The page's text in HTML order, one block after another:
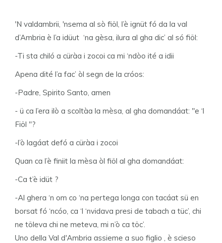
'N valdambrii, 'nsema al sò fiöl, l’è ignüt fó da la val
d’Ambria è l’a idüut ‘na gèsa, ilura al gha dic’ al só fiöl:
-Ti sta chiló a cüràa i zocoi ca mi ‘ndòo ité a idii
Apena dité l’a fac’ òl segn de la cróos:
-Padre, Spirito Santo, amen
- ü ca l’era ilò a scoltàa la mèsa, al gha domandáat: "e ‘l
Fiöl "?
-l’ò lagáat defó a cüràa i zocoi
Quan ca l’è finiit la mèsa òl fiöl al gha domandáat:
-Ca t’è idüt ?
-Al ghera ‘n om co ‘na pertega longa con tacáat sü en
borsat fó ‘ncóo, ca ‘l ‘nvidava presi de tabach a tüc’, chi
ne töleva chi ne meteva, mi n’ò ca töc’.
Uno della Val d'Ambria assieme a suo figlio , è scieso